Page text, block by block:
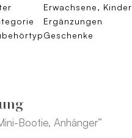
Erwachsene, Kinder
Ergänzungen
Geschenke
Bootie, Anhänger”